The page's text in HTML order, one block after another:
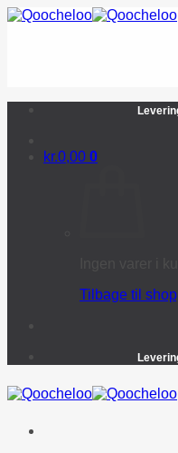
Fortsæt
kr.0,00 0
Tilbage til